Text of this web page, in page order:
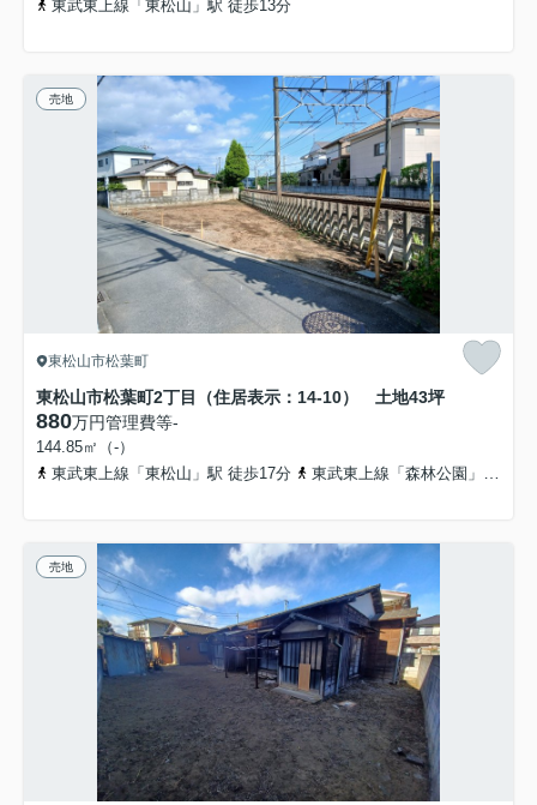
東武東上線「東松山」駅 徒歩13分
売地
東松山市松葉町
東松山市松葉町2丁目（住居表示：14-10） 土地43坪
880万円管理費等-
144.85㎡（-）
東武東上線「東松山」駅 徒歩17分
東武東上線「森林公園」駅 徒歩24分
売地